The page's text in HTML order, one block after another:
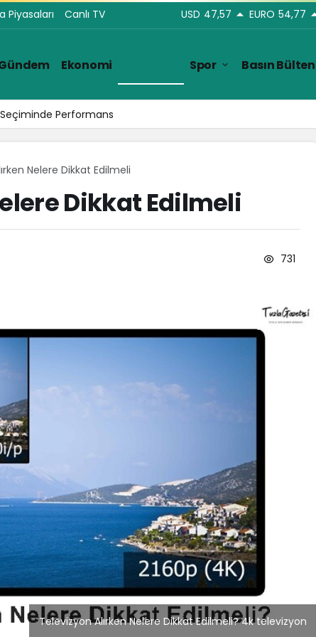
Piyasaları Canlı TV USD 47,57 EURO 54,77
Ekonomi Spor Basın
Performans
Nelere Dikkat Edilmeli
Dikkat Edilmeli
731
Televizyon Alırken Nelere Dikkat Edilmeli? 4k televizyon
Blog